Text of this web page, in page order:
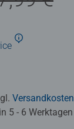
Versandkosten
5 - 6 Werktagen